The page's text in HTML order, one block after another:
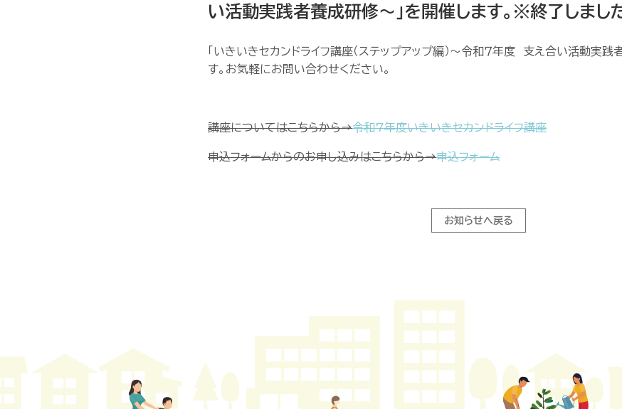
い活動実践者養成研修～」を開催します。※終了しまし
「いきいきセカンドライフ講座（ステップアップ編）～令和７年度 支え合い活動実践
す。お気軽にお問い合わせください。
講座についてはこちらから→令和7年度いきいきセカンドライフ講座
申込フォームからのお申し込みはこちらから→申込フォーム
お知らせへ戻る